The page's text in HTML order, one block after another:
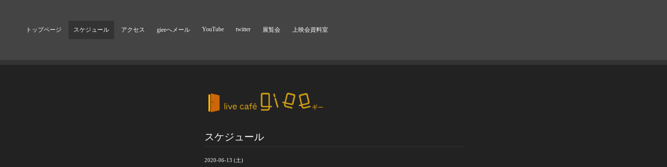
トップページ スケジュール アクセス gieeへメール YouTube twitter 展覧会 上映会資料室
スケジュール
2020-06-13 (土)